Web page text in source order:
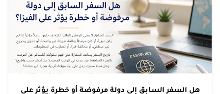
هل السفر السابق إلى دولة مرفوضة أو خطرة يؤثر على